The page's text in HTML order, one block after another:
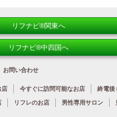
リフナビ®関東へ
リフナビ®中四国へ
お問い合わせ
店 今すぐに訪問可能なお店 終電後
リフレのお店 男性専用サロン